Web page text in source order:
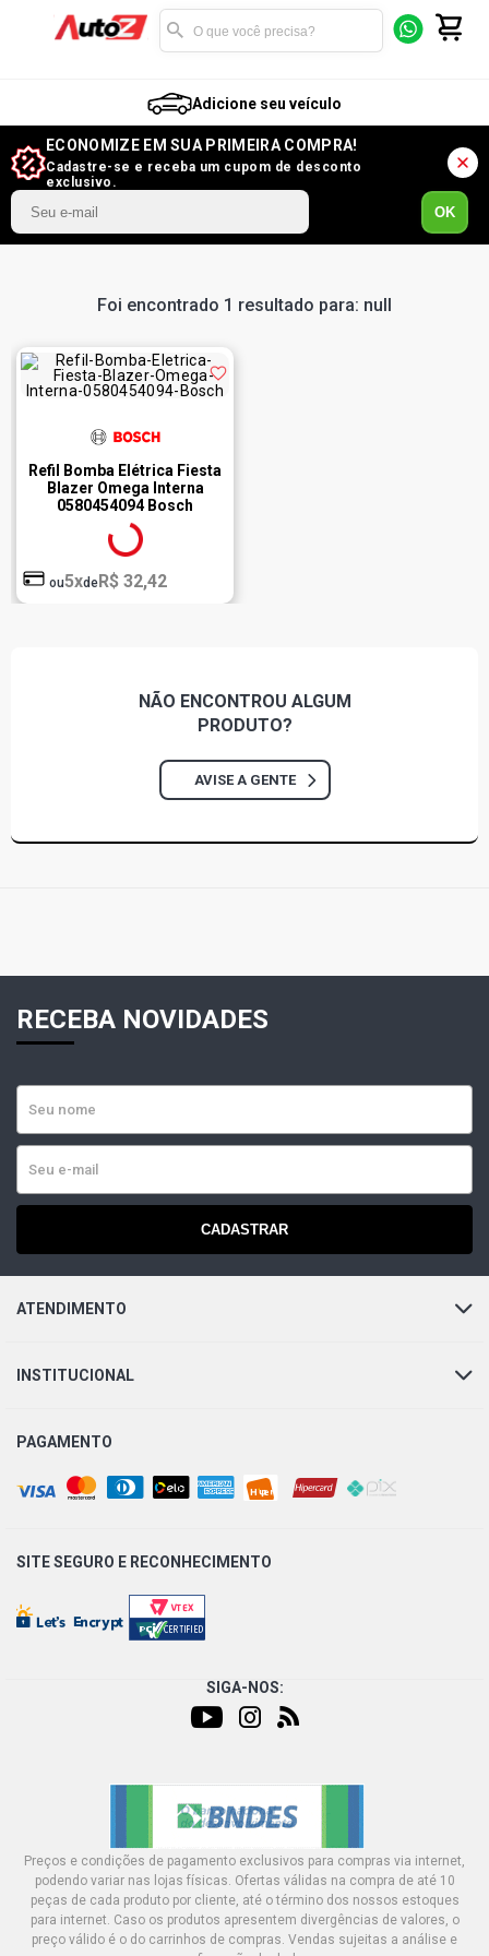
Adicione seu veículo
ECONOMIZE EM SUA PRIMEIRA COMPRA!
Cadastre-se e receba um cupom de desconto
exclusivo.
OK
Foi encontrado 1 resultado para: null
Refil Bomba Elétrica Fiesta
Blazer Omega Interna
0580454094 Bosch
ou5xdeR$ 32,42
NÃO ENCONTROU ALGUM
PRODUTO?
AVISE A GENTE
RECEBA NOVIDADES
CADASTRAR
ATENDIMENTO
INSTITUCIONAL
PAGAMENTO
SITE SEGURO E RECONHECIMENTO
SIGA-NOS:
Preços e condições de pagamento exclusivos para compras via internet,
podendo variar nas lojas físicas. Ofertas válidas na compra de até 10
peças de cada produto por cliente, até o término dos nossos estoques
para internet. Caso os produtos apresentem divergências de valores, o
preço válido é o do carrinhos de compras. Vendas sujeitas a análise e